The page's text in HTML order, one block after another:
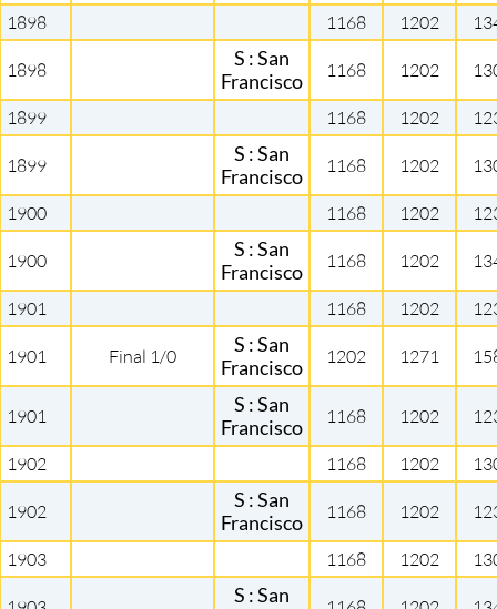
1898 1168 1202
1898
S : San
Francisco
1168 1202
1899 1168 1202
1899
S : San
Francisco
1168 1202
1900 1168 1202
1900
S : San
Francisco
1168 1202
1901 1168 1202
1901 Final 1/0
S : San
Francisco
1202 1271
1901
S : San
Francisco
1168 1202
1902 1168 1202
1902
S : San
Francisco
1168 1202
1903 1168 1202
S : San